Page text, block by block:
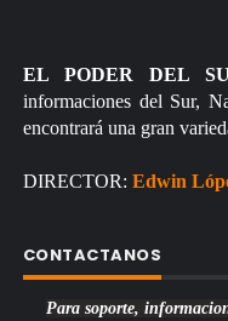
EL PODER DEL
informaciones del Sur,
encontrará una gran
DIRECTOR: Edwin
CONTACTANOS
Para soporte,